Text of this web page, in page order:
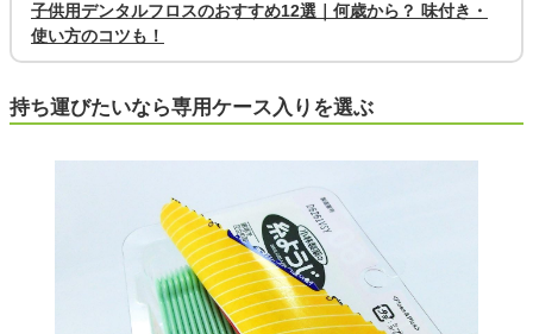
子供用デンタルフロスのおすすめ12選｜何歳から？ 味付き・
使い方のコツも！
持ち運びたいなら専用ケース入りを選ぶ